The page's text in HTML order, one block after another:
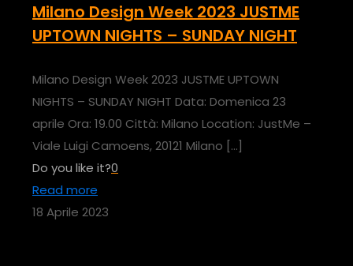
Milano Design Week 2023 JUSTME
UPTOWN NIGHTS – SUNDAY NIGHT
Milano Design Week 2023 JUSTME UPTOWN
NIGHTS – SUNDAY NIGHT Data: Domenica 23
aprile Ora: 19.00 Città: Milano Location: JustMe –
Viale Luigi Camoens, 20121 Milano […]
Do you like it?0
Read more
18 Aprile 2023